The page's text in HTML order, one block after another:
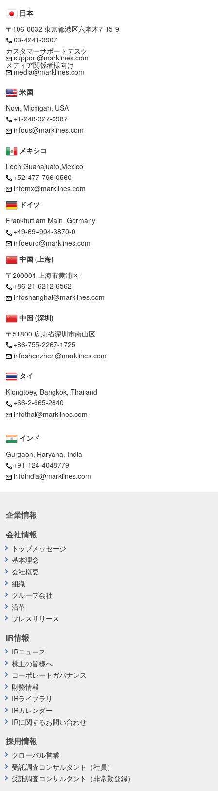
日本
〒106-0032 東京都港区六本木7-15-9
03-4241-3907
カスタマーサポートデスク
support@marklines.com
メディア関係者様向け
media@marklines.com
米国
Novi, Michigan, USA
+1-248-327-6987
infous@marklines.com
メキシコ
León Guanajuato,Mexico
+52-477-796-0560
infomx@marklines.com
ドイツ
Frankfurt am Main, Germany
+49-69–904-3870-0
infoeuro@marklines.com
中国 (上海)
〒200001 上海市黄浦区
+86-21-6212-6562
infoshanghai@marklines.com
中国 (深圳)
〒51800 広東省深圳市南山区
+86-755-2267-1725
infoshenzhen@marklines.com
タイ
Klongtoey, Bangkok, Thailand
+66-2-665-2840
infothai@marklines.com
インド
Gurgaon, Haryana, India
+91-124-4048779
infoindia@marklines.com
企業情報
採用情報
グローバル営業
受託調査コンサルタント（社員）
受託調査コンサルタント（非常勤登録）
会社情報
トップメッセージ
基本理念
会社概要
組織
グループ会社
沿革
プレスリリース
IR情報
IRニュース
株主の皆様へ
コーポレートガバナンス
財務情報
IRライブラリ
IRカレンダー
IRに関するお問い合わせ